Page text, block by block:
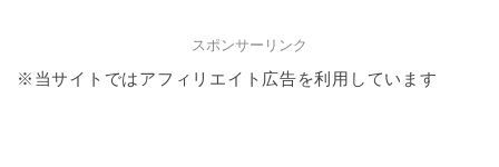
スポンサーリンク
※当サイトではアフィリエイト広告を利用しています